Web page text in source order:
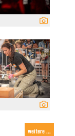
weitere ...